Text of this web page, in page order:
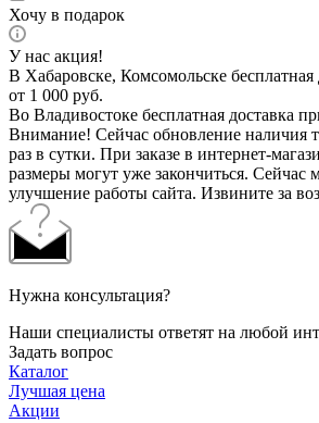
Хочу в подарок
У нас акция!
В Хабаровске, Комсомольске бесплатная
от 1 000 руб.
Во Владивостоке бесплатная доставка
Внимание! Сейчас обновление наличия
раз в сутки. При заказе в интернет-
размеры могут уже закончиться. Сейчас
улучшение работы сайта. Извините за
Нужна консультация?
Наши специалисты ответят на любой
Задать вопрос
Каталог
Лучшая цена
Акции